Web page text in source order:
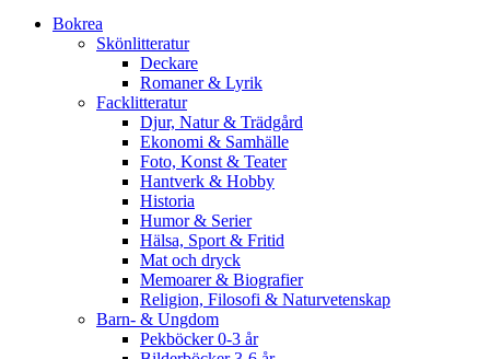
Bokrea
Skönlitteratur
Deckare
Romaner & Lyrik
Facklitteratur
Djur, Natur & Trädgård
Ekonomi & Samhälle
Foto, Konst & Teater
Hantverk & Hobby
Historia
Humor & Serier
Hälsa, Sport & Fritid
Mat och dryck
Memoarer & Biografier
Religion, Filosofi & Naturvetenskap
Barn- & Ungdom
Pekböcker 0-3 år